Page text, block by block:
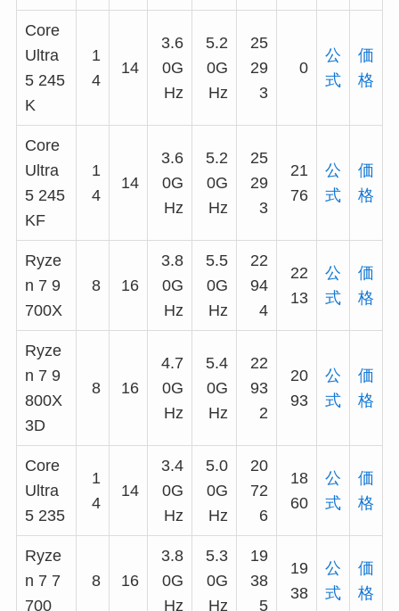
Core
Ultra
5 245
K
1
4
14
3.6
0G
Hz
5.2
0G
Hz
25
29
3
0
公
式
価
格
Core
Ultra
5 245
KF
1
4
14
3.6
0G
Hz
5.2
0G
Hz
25
29
3
21
76
公
式
価
格
Ryze
n 7 9
700X
8 16
3.8
0G
Hz
5.5
0G
Hz
22
94
4
22
13
公
式
価
格
Ryze
n 7 9
800X
3D
8 16
4.7
0G
Hz
5.4
0G
Hz
22
93
2
20
93
公
式
価
格
Core
Ultra
5 235
1
4
14
3.4
0G
Hz
5.0
0G
Hz
20
72
6
18
60
公
式
価
格
Ryze
n 7 7
700
8 16
3.8
0G
Hz
5.3
0G
Hz
19
38
5
19
38
公
式
価
格